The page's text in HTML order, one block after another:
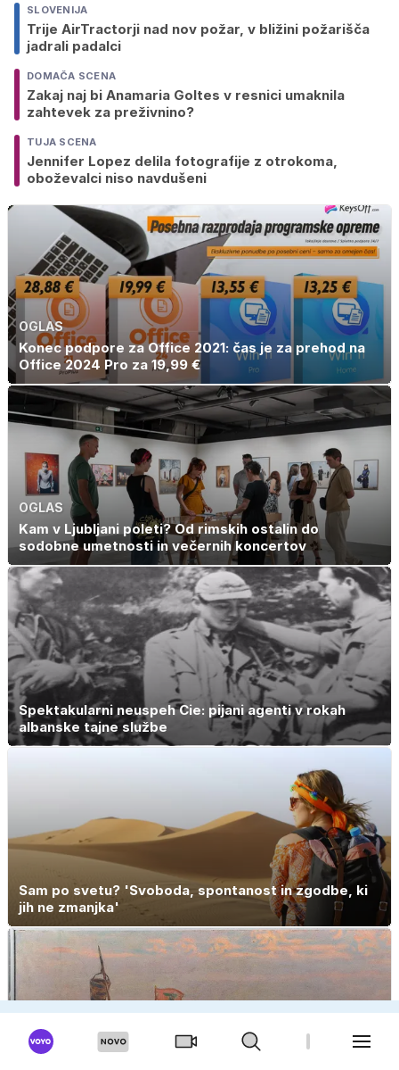
SLOVENIJA
Trije AirTractorji nad nov požar, v bližini požarišča
jadrali padalci
DOMAČA SCENA
Zakaj naj bi Anamaria Goltes v resnici umaknila
zahtevek za preživnino?
TUJA SCENA
Jennifer Lopez delila fotografije z otrokoma,
oboževalci niso navdušeni
OGLAS
Konec podpore za Office 2021: čas je za prehod na
Office 2024 Pro za 19,99 €
OGLAS
Kam v Ljubljani poleti? Od rimskih ostalin do
sodobne umetnosti in večernih koncertov
Spektakularni neuspeh Cie: pijani agenti v rokah
albanske tajne službe
Sam po svetu? 'Svoboda, spontanost in zgodbe, ki
jih ne zmanjka'